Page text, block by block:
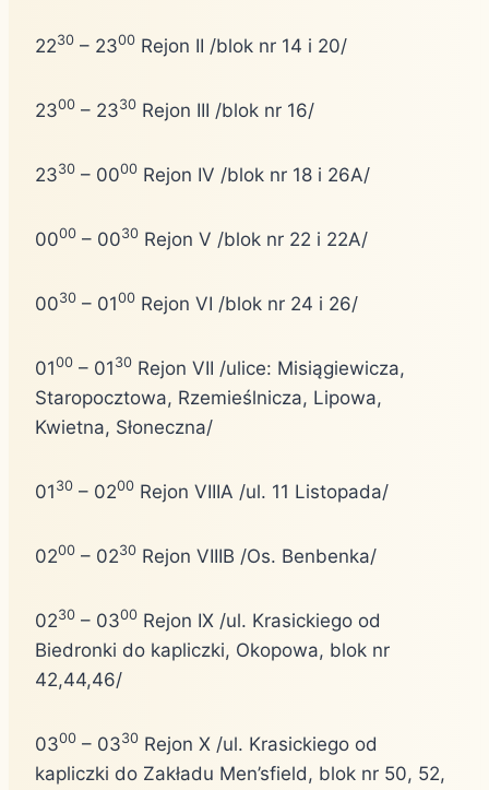
2230 – 2300 Rejon II /blok nr 14 i 20/
2300 – 2330 Rejon III /blok nr 16/
2330 – 0000 Rejon IV /blok nr 18 i 26A/
0000 – 0030 Rejon V /blok nr 22 i 22A/
0030 – 0100 Rejon VI /blok nr 24 i 26/
0100 – 01 30 Rejon VII /ulice: Misiągiewicza,
Staropocztowa, Rzemieślnicza, Lipowa,
Kwietna, Słoneczna/
01 30 – 0200 Rejon VIIIA /ul. 11 Listopada/
0200 – 0230 Rejon VIIIB /Os. Benbenka/
0230 – 0300 Rejon IX /ul. Krasickiego od
Biedronki do kapliczki, Okopowa, blok nr
42,44,46/
0300 – 0330 Rejon X /ul. Krasickiego od
kapliczki do Zakładu Men’sfield, blok nr 50, 52,